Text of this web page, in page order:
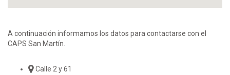
A continuación informamos los datos para contactarse con el
CAPS San Martín.
Calle 2 y 61